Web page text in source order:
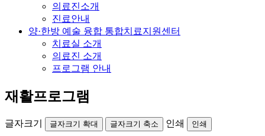
의료진소개
진료안내
양·한방 예술 융합 통합치료지원센터
치료실 소개
의료진 소개
프로그램 안내
재활프로그램
글자크기 글자크기 확대 글자크기 축소 인쇄 인쇄